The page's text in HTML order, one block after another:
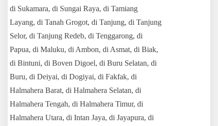
di Sukamara, di Sungai Raya, di Tamiang
Layang, di Tanah Grogot, di Tanjung, di Tanjung
Selor, di Tanjung Redeb, di Tenggarong, di
Papua, di Maluku, di Ambon, di Asmat, di Biak,
di Bintuni, di Boven Digoel, di Buru Selatan, di
Buru, di Deiyai, di Dogiyai, di Fakfak, di
Halmahera Barat, di Halmahera Selatan, di
Halmahera Tengah, di Halmahera Timur, di
Halmahera Utara, di Intan Jaya, di Jayapura, di